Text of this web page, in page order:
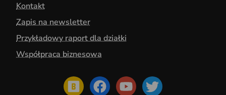
Kontakt
Zapis na newsletter
Przykładowy raport dla działki
Współpraca biznesowa